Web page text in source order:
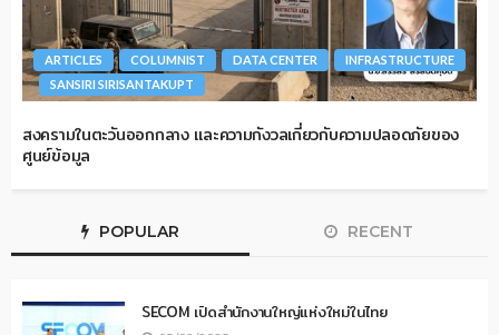
ARTICLES COLUMNIST DATA CENTER
INFRASTRUCTURE
SANSIRI SIRISANTAKUPT
สงครามในตะวันออกกลาง และความกังวลเกี่ยวกับความปลอดภัยของ
ศูนย์ข้อมูล
POPULAR RECENT
SECOM เปิดสำนักงานใหญ่แห่งใหม่ในไทย